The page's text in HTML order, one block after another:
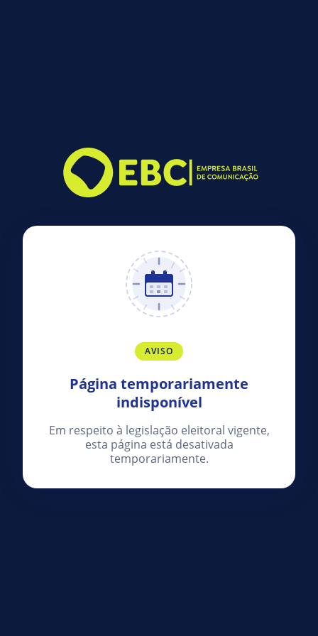
AVISO
Página temporariamente
indisponível
Em respeito à legislação eleitoral vigente,
esta página está desativada
temporariamente.